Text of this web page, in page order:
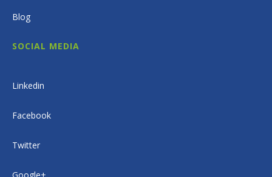
Blog
SOCIAL MEDIA
Linkedin
Facebook
Twitter